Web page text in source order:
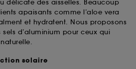
délicate des aisselles. Beaucoup
apaisants comme l’aloe vera
et hydratent. Nous proposons
d’aluminium pour ceux qui
solaire